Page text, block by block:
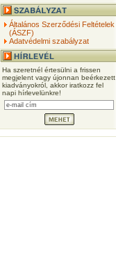
Általános Szerződési Feltételek
(ÁSZF)
Adatvédelmi szabályzat
Ha szeretnél értesülni a frissen
megjelent vagy újonnan beérkezett
kiadványokról, akkor iratkozz fel
napi hírlevelünkre!